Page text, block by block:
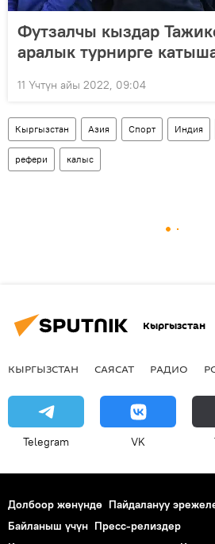
Футзалчы кыздар
аралык турнирге
11 Үчтүн айы 2022, 09:04
Кыргызстан Азия Спорт Индия
рефери калыс
Кыргызстан
КЫРГЫЗСТАН САЯСАТ РАДИО
Telegram VK
Долбоор жөнүндө Пайдалануу
Байланыш үчүн Пресс-релиздер